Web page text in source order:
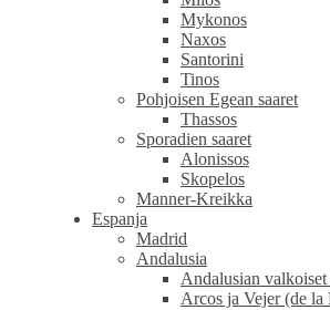
Mykonos
Naxos
Santorini
Tinos
Pohjoisen Egean saaret
Thassos
Sporadien saaret
Alonissos
Skopelos
Manner-Kreikka
Espanja
Madrid
Andalusia
Andalusian
Arcos ja Vejer (de la